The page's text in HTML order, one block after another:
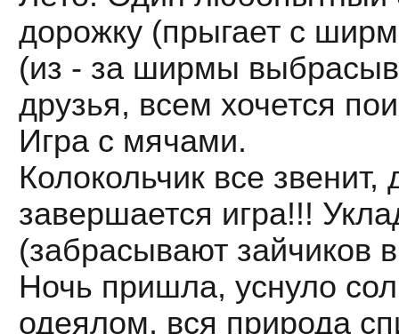
дорожку (прыгает с
(из - за ширмы
друзья, всем хочется
Игра с мячами.
Колокольчик все
завершается игра!!!
(забрасывают зайчиков
Ночь пришла, уснуло
одеялом, вся природа